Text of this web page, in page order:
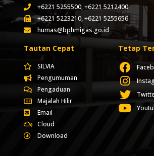
+6221 5255500, +6221 5212400
+6221 5223210, +6221 5255656
humas@bphmigas.go.id
Tautan Cepat
SILVIA
Pengumuman
Pengaduan
Majalah Hilir
Email
Cloud
Download
Tetap